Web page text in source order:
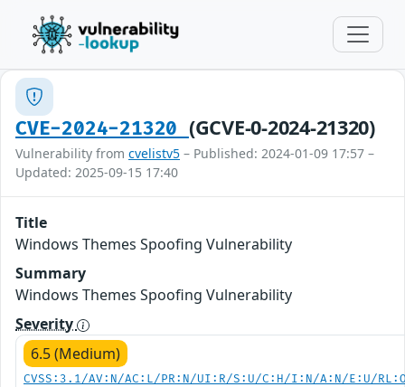
CVE-2024-21320 (GCVE-0-2024-21320)
Vulnerability from cvelistv5 – Published: 2024-01-09 17:57 –
Updated: 2025-09-15 17:40
Title
Windows Themes Spoofing Vulnerability
Summary
Windows Themes Spoofing Vulnerability
Severity
6.5 (Medium)
CVSS:3.1/AV:N/AC:L/PR:N/UI:R/S:U/C:H/I:N/A:N/E:U/